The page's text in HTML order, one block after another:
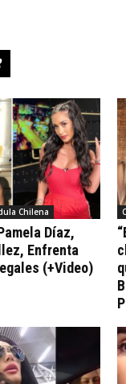
Chilena
Díaz,
Enfrenta
(+Video)